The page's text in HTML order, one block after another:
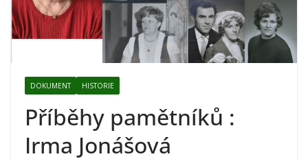
DOKUMENT HISTORIE
Příběhy pamětníků :
Irma Jonášová